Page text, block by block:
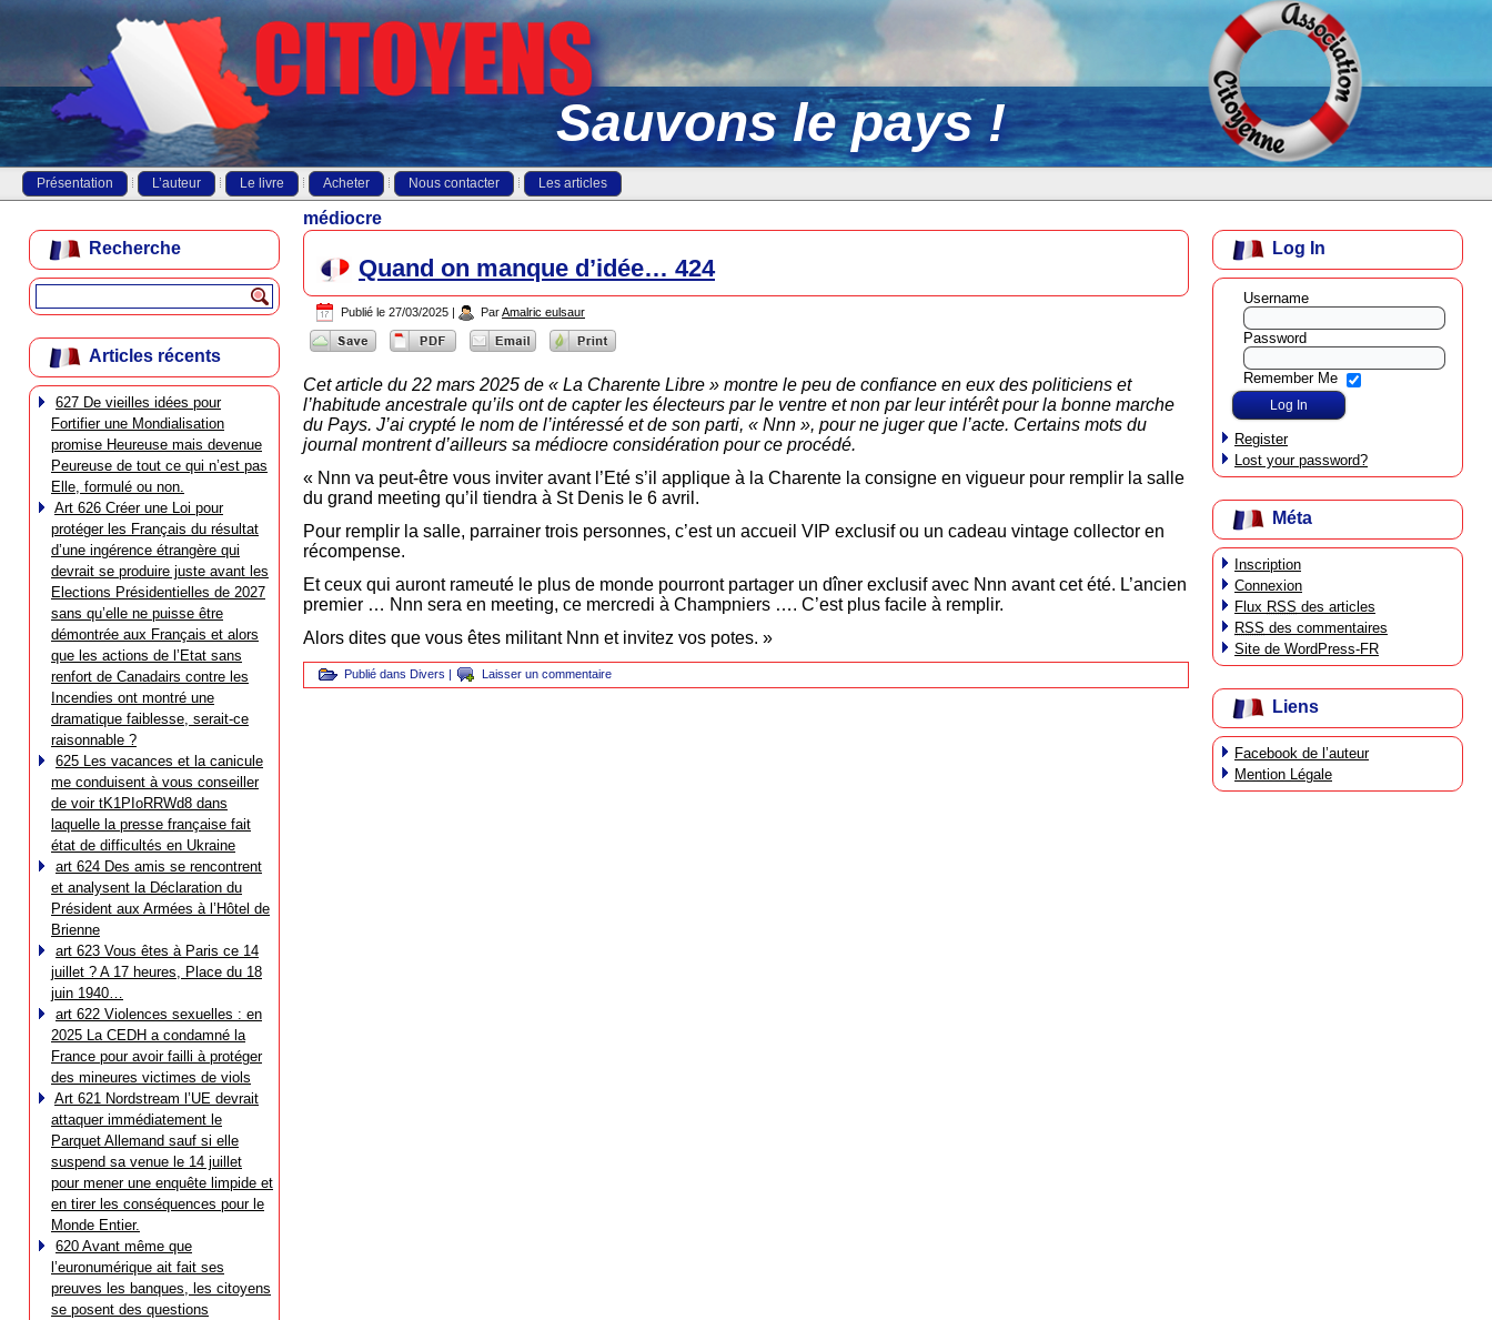
Sauvons le pays !
Présentation L’auteur Le livre Acheter Nous contacter Les articles
Recherche
Articles récents
627 De vieilles idées pour
Fortifier une Mondialisation
promise Heureuse mais devenue
Peureuse de tout ce qui n’est pas
Elle, formulé ou non.
Art 626 Créer une Loi pour
protéger les Français du résultat
d’une ingérence étrangère qui
devrait se produire juste avant les
Elections Présidentielles de 2027
sans qu’elle ne puisse être
démontrée aux Français et alors
que les actions de l’Etat sans
renfort de Canadairs contre les
Incendies ont montré une
dramatique faiblesse, serait-ce
raisonnable ?
625 Les vacances et la canicule
me conduisent à vous conseiller
de voir tK1PIoRRWd8 dans
laquelle la presse française fait
état de difficultés en Ukraine
art 624 Des amis se rencontrent
et analysent la Déclaration du
Président aux Armées à l’Hôtel de
Brienne
art 623 Vous êtes à Paris ce 14
juillet ? A 17 heures, Place du 18
juin 1940…
art 622 Violences sexuelles : en
2025 La CEDH a condamné la
France pour avoir failli à protéger
des mineures victimes de viols
Art 621 Nordstream l’UE devrait
attaquer immédiatement le
Parquet Allemand sauf si elle
suspend sa venue le 14 juillet
pour mener une enquête limpide et
en tirer les conséquences pour le
Monde Entier.
620 Avant même que
l’euronumérique ait fait ses
preuves les banques, les citoyens
se posent des questions
médiocre
Quand on manque d’idée… 424
Publié le 27/03/2025 | ParAmalric eulsaur
Cet article du 22 mars 2025 de « La Charente Libre » montre le peu de confiance en eux des politiciens et
l’habitude ancestrale qu’ils ont de capter les électeurs par le ventre et non par leur intérêt pour la bonne marche
du Pays. J’ai crypté le nom de l’intéressé et de son parti, « Nnn », pour ne juger que l’acte. Certains mots du
journal montrent d’ailleurs sa médiocre considération pour ce procédé.
« Nnn va peut-être vous inviter avant l’Eté s’il applique à la Charente la consigne en vigueur pour remplir la salle
du grand meeting qu’il tiendra à St Denis le 6 avril.
Pour remplir la salle, parrainer trois personnes, c’est un accueil VIP exclusif ou un cadeau vintage collector en
récompense.
Et ceux qui auront rameuté le plus de monde pourront partager un dîner exclusif avec Nnn avant cet été. L’ancien
premier … Nnn sera en meeting, ce mercredi à Champniers …. C’est plus facile à remplir.
Alors dites que vous êtes militant Nnn et invitez vos potes. »
Publié dans Divers | Laisser un commentaire
Log In
Username
Password
Remember Me
Register
Lost your password?
Méta
Inscription
Connexion
Flux RSS des articles
RSS des commentaires
Site de WordPress-FR
Liens
Facebook de l’auteur
Mention Légale